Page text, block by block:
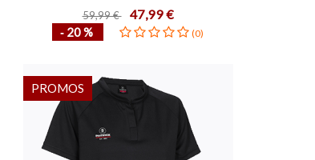
Intérieure de Memory-Foam Différentes
Couleurs Pointures Look Moderne
Confortable Résistante
59,99 € 47,99 €
‐ 20 % (0)
PROMOS